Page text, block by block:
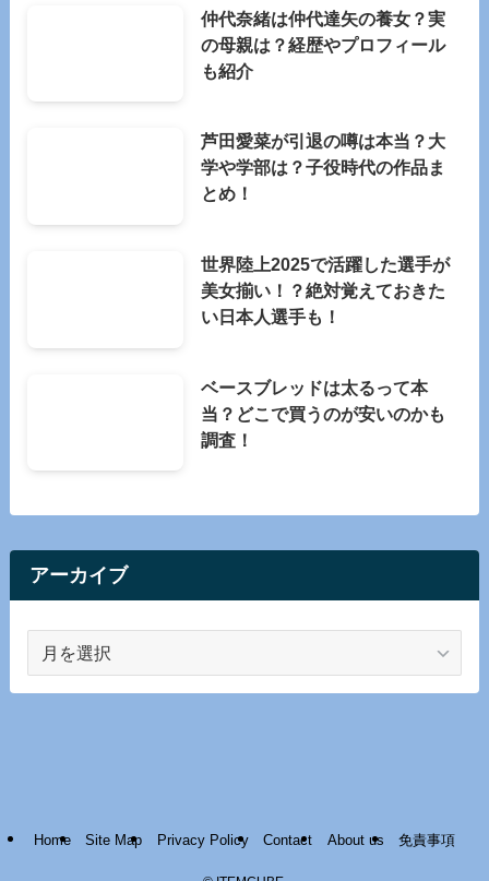
仲代奈緒は仲代達矢の養女？実
の母親は？経歴やプロフィール
も紹介
芦田愛菜が引退の噂は本当？大
学や学部は？子役時代の作品ま
とめ！
世界陸上2025で活躍した選手が
美女揃い！？絶対覚えておきた
い日本人選手も！
ベースブレッドは太るって本
当？どこで買うのが安いのかも
調査！
アーカイブ
カ
Home Site Map Privacy Policy Contact About us 免責事項